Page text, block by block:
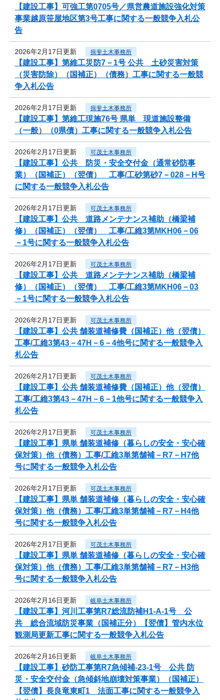
【建設工事】可強工第0705号／県営農道施設強化対策
事業越原笹屋地区第3号工事に関する一般競争入札公
告
2026年2月17日更新 揖斐土木事務所
【建設工事】第維工災防7－1号 公共 土砂災害対策
（災害防除）（国補正）（債務）工事に関する一般競
争入札公告
2026年2月17日更新 揖斐土木事務所
【建設工事】第維工現施76号 県単 現道施設整備
（一般）（0県債）工事に関する一般競争入札公告
2026年2月17日更新 可茂土木事務所
【建設工事】公共 防災・安全交付金（通常砂防事
業）（国補正）（翌債） 工事/工砂第砂7－028－H号
に関する一般競争入札公告
2026年2月17日更新 可茂土木事務所
【建設工事】公共 道路メンテナンス補助（橋梁補
修）（国補正）（翌債） 工事/工維3第MKH06－06
－1号に関する一般競争入札公告
2026年2月17日更新 可茂土木事務所
【建設工事】公共 道路メンテナンス補助（橋梁補
修）（国補正）（翌債） 工事/工維3第MKH06－03
－1号に関する一般競争入札公告
2026年2月17日更新 可茂土木事務所
【建設工事】公共 舗装道補修費（国補正）他（翌債）
工事/工維3第43－47H－6－4他号に関する一般競争入
札公告
2026年2月17日更新 可茂土木事務所
【建設工事】公共 舗装道補修費（国補正）他（翌債）
工事/工維3第43－47H－6－1他号に関する一般競争入
札公告
2026年2月17日更新 可茂土木事務所
【建設工事】県単 舗装道補修（暮らしの安全・安心確
保対策）他（債務）工事/工維3単第舗補－R7－H7他
号に関する一般競争入札公告
2026年2月17日更新 可茂土木事務所
【建設工事】県単 舗装道補修（暮らしの安全・安心確
保対策）他（債務）工事/工維3単第舗補－R7－H4他
号に関する一般競争入札公告
2026年2月17日更新 可茂土木事務所
【建設工事】県単 舗装道補修（暮らしの安全・安心確
保対策）他（債務）工事/工維3単第舗補－R7－H3他
号に関する一般競争入札公告
2026年2月16日更新 岐阜土木事務所
【建設工事】河川工事第R7総流防補H1-A-1号 公
共 総合流域防災事業（国補正分）【翌債】管内水位
観測局更新工事に関する一般競争入札公告
2026年2月16日更新 岐阜土木事務所
【建設工事】砂防工事第R7急傾補-23-1号 公共 防
災・安全交付金（急傾斜地崩壊対策事業）（国補正）
【翌債】長良竜東町1 法面工事に関する一般競争入